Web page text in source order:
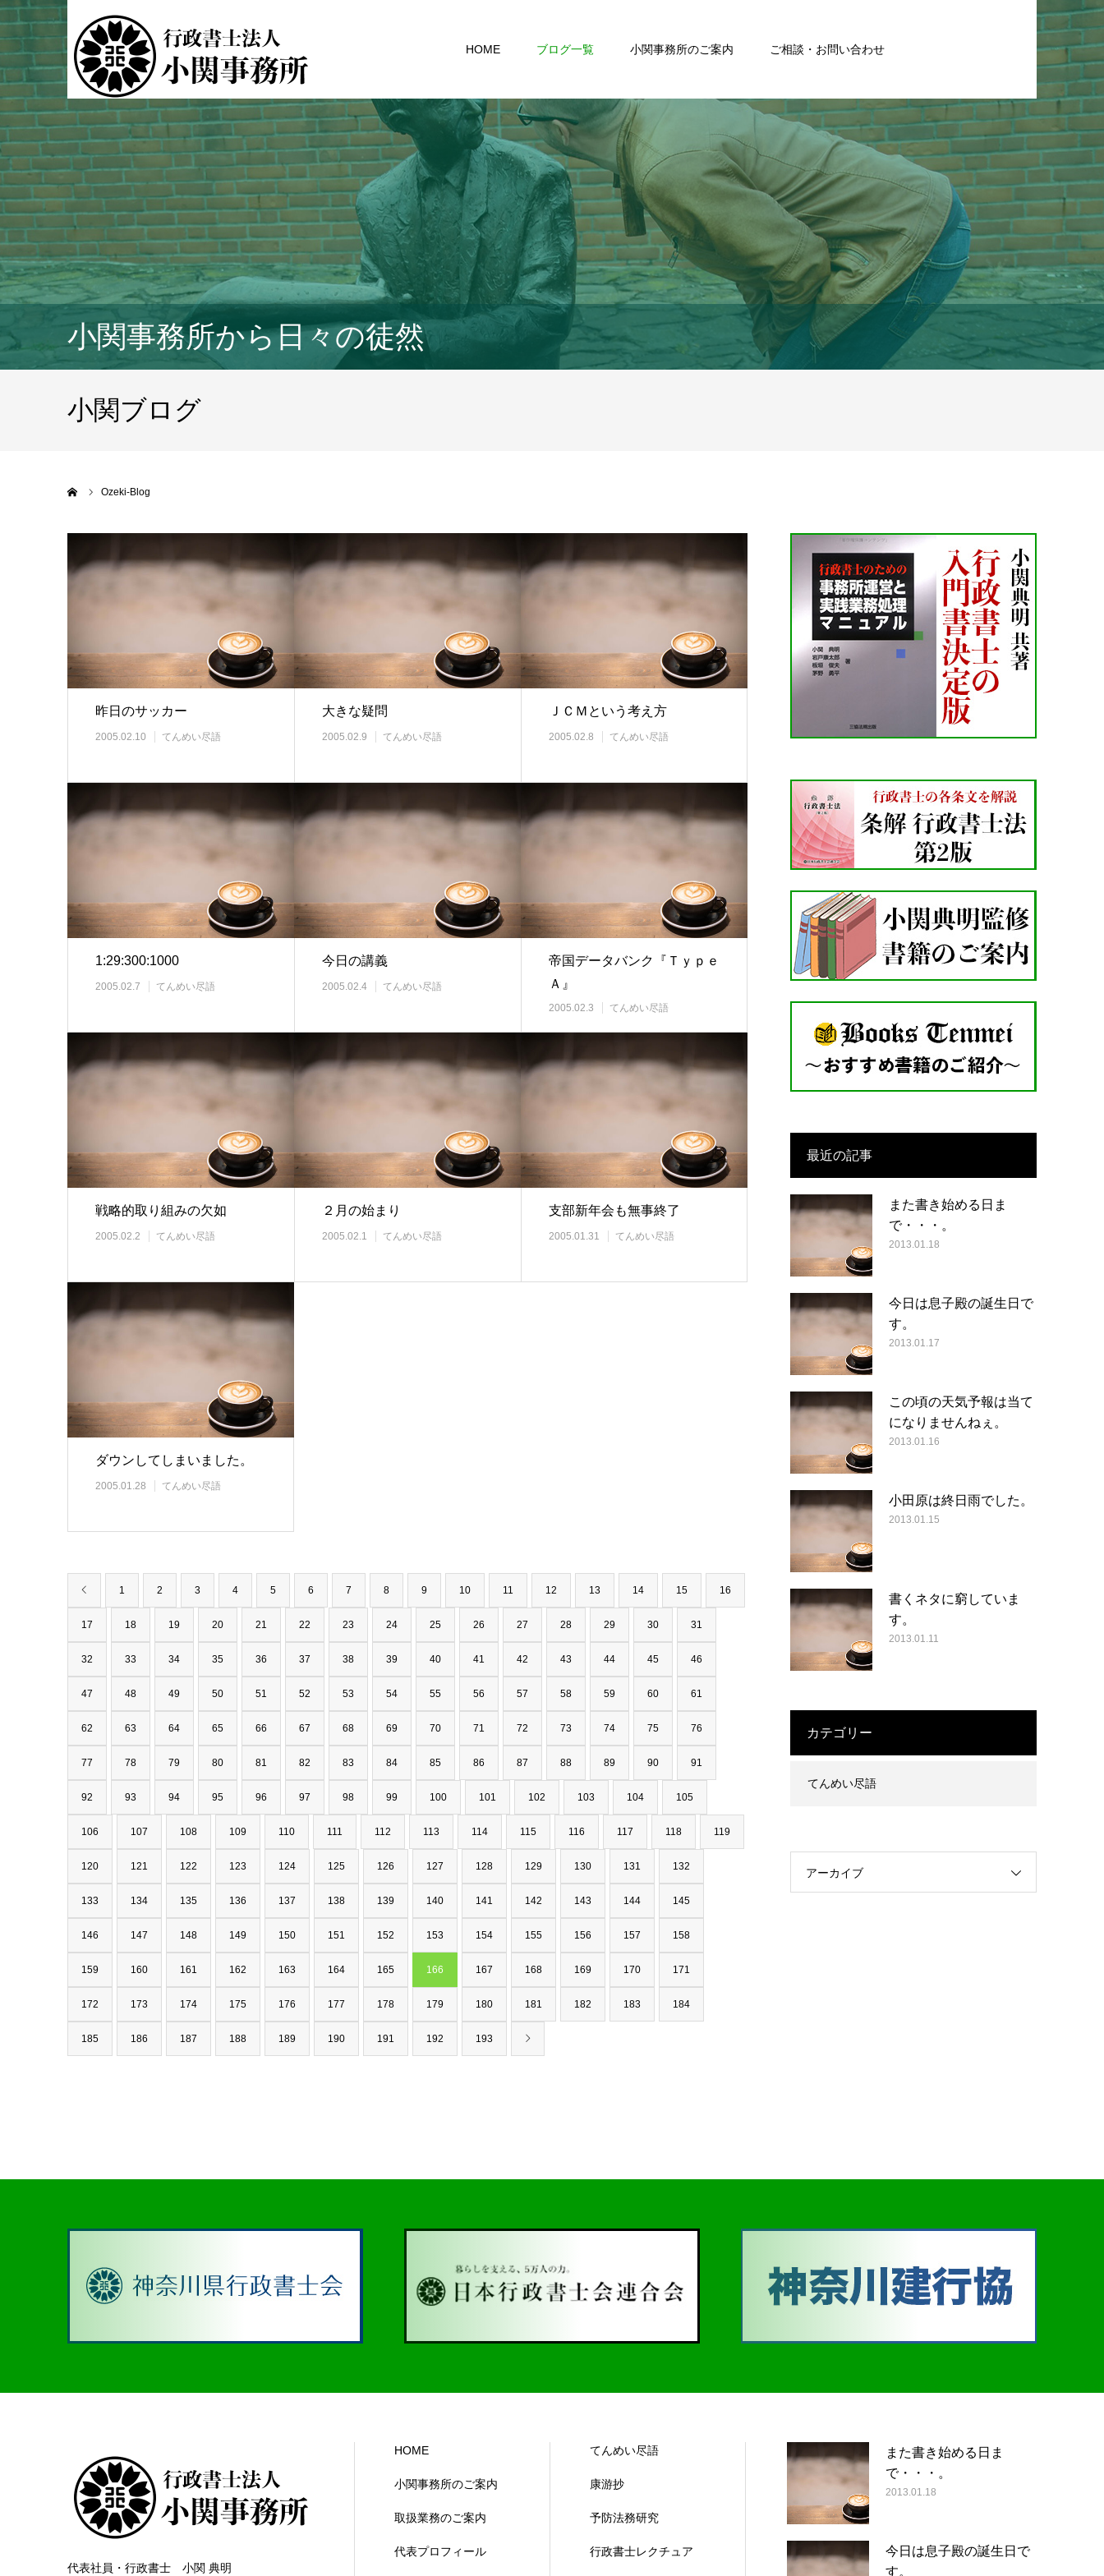
HOME ブログ一覧 小関事務所のご案内 ご相談・お問い合わせ
小関事務所から日々の徒然
小関ブログ
Ozeki-Blog
昨日のサッカー
2005.02.10 てんめい尽語
大きな疑問
2005.02.9 てんめい尽語
ＪＣＭという考え方
2005.02.8 てんめい尽語
1:29:300:1000
2005.02.7 てんめい尽語
今日の講義
2005.02.4 てんめい尽語
帝国データバンク『Ｔｙｐｅ
Ａ』
2005.02.3 てんめい尽語
戦略的取り組みの欠如
2005.02.2 てんめい尽語
２月の始まり
2005.02.1 てんめい尽語
支部新年会も無事終了
2005.01.31 てんめい尽語
ダウンしてしまいました。
2005.01.28 てんめい尽語
1 2 3 4 5 6 7 8 9 10 11 12 13 14 15 16
17 18 19 20 21 22 23 24 25 26 27 28 29 30 31
32 33 34 35 36 37 38 39 40 41 42 43 44 45 46
47 48 49 50 51 52 53 54 55 56 57 58 59 60 61
62 63 64 65 66 67 68 69 70 71 72 73 74 75 76
77 78 79 80 81 82 83 84 85 86 87 88 89 90 91
92 93 94 95 96 97 98 99 100 101 102 103 104 105
106 107 108 109 110 111 112 113 114 115 116 117 118 119
120 121 122 123 124 125 126 127 128 129 130 131 132
133 134 135 136 137 138 139 140 141 142 143 144 145
146 147 148 149 150 151 152 153 154 155 156 157 158
159 160 161 162 163 164 165 166 167 168 169 170 171
172 173 174 175 176 177 178 179 180 181 182 183 184
185 186 187 188 189 190 191 192 193
最近の記事
また書き始める日ま
で・・・。
2013.01.18
今日は息子殿の誕生日で
す。
2013.01.17
この頃の天気予報は当て
になりませんねぇ。
2013.01.16
小田原は終日雨でした。
2013.01.15
書くネタに窮していま
す。
2013.01.11
カテゴリー
てんめい尽語
アーカイブ
代表社員・行政書士 小関 典明
HOME
小関事務所のご案内
取扱業務のご案内
代表プロフィール
てんめい尽語
康游抄
予防法務研究
行政書士レクチュア
また書き始める日ま
で・・・。
2013.01.18
今日は息子殿の誕生日で
す。